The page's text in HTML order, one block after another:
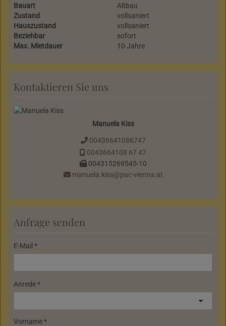
Bauart
Altbau
Zustand
vollsaniert
Hauszustand
vollsaniert
Beziehbar
sofort
Max. Mietdauer
10 Jahre
Kontaktieren Sie uns
Manuela Kiss
00436641086747
0043664108 67 47
004315269545-10
manuela.kiss@pac-vienna.at
Anfrage senden
E-Mail
Anrede
Vorname